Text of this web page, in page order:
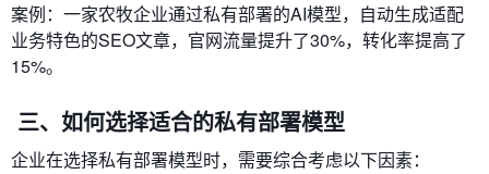
案例：一家农牧企业通过私有部署的AI模型，自动生成适配
业务特色的SEO文章，官网流量提升了30%，转化率提高了
15%。
三、如何选择适合的私有部署模型
企业在选择私有部署模型时，需要综合考虑以下因素：